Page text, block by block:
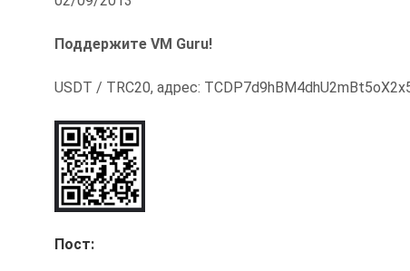
Поддержите VM Guru!
USDT / TRC20, адрес:
Пост: